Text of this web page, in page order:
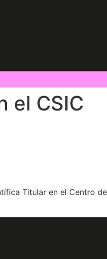
el CSIC
Titular en el Centro de